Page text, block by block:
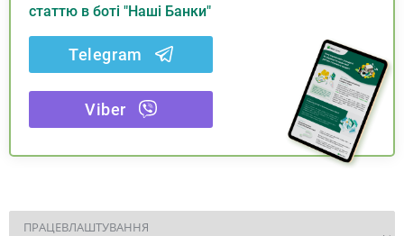
статтю в боті "Наші Банки"
Telegram
Viber
ПРАЦЕВЛАШТУВАННЯ